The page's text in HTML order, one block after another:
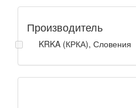
Производитель
KRKA (КРКА), Словения